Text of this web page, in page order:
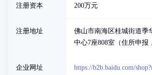
注册资本 200万元
注册地址
佛山市南海区桂城街道季
中心7座808室（住所申报
企业网址
https://b2b.baidu.com/